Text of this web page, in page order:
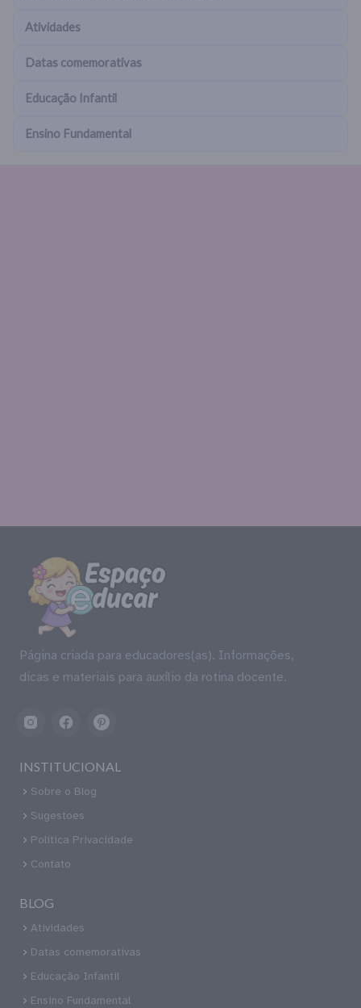
Atividades
Datas comemorativas
Educação Infantil
Ensino Fundamental
Página criada para educadores(as). Informações,
dicas e materiais para auxílio da rotina docente.
INSTITUCIONAL
Sobre o Blog
Sugestoes
Política Privacidade
Contato
BLOG
Atividades
Datas comemorativas
Educação Infantil
Ensino Fundamental